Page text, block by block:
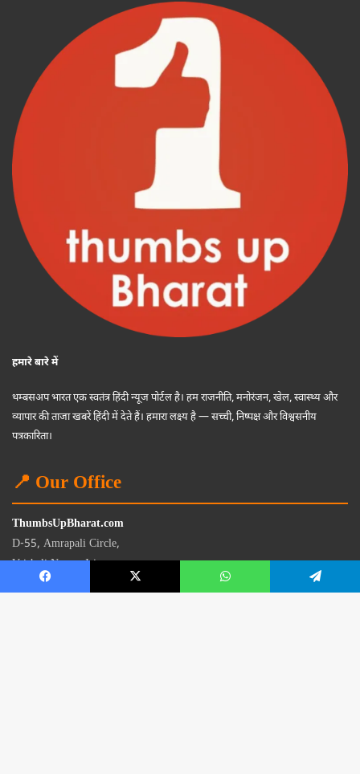
हमारे बारे में
थम्बसअप भारत एक स्वतंत्र हिंदी न्यूज पोर्टल है। हम राजनीति, मनोरंजन, खेल, स्वास्थ्य और
व्यापार की ताजा खबरें हिंदी में देते हैं। हमारा लक्ष्य है — सच्ची, निष्पक्ष और विश्वसनीय
पत्रकारिता।
📍 Our Office
ThumbsUpBharat.com
D-55, Amrapali Circle,
Vaishali Nagar, Jaipur
Rajasthan - 302021